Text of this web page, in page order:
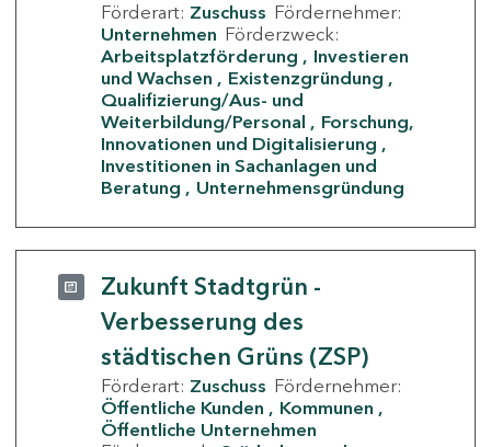
Förderart: Zuschuss Fördernehmer:
Unternehmen Förderzweck:
Arbeitsplatzförderung
Investieren
und Wachsen
Existenzgründung
Qualifizierung/Aus- und
Weiterbildung/Personal
Forschung,
Innovationen und Digitalisierung
Investitionen in Sachanlagen und
Beratung
Unternehmensgründung
Zukunft Stadtgrün -
Verbesserung des
städtischen Grüns (ZSP)
Förderart: Zuschuss Fördernehmer:
Öffentliche Kunden
Kommunen
Öffentliche Unternehmen